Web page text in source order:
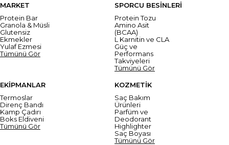
MARKET
Protein Bar
Granola & Müsli
Glutensiz
Ekmekler
Yulaf Ezmesi
Tümünü Gör
SPORCU BESİNLERİ
Protein Tozu
Amino Asit
(BCAA)
L Karnitin ve CLA
Güç ve
Performans
Takviyeleri
Tümünü Gör
EKİPMANLAR
Termoslar
Direnç Bandı
Kamp Çadırı
Boks Eldiveni
Tümünü Gör
KOZMETİK
Saç Bakım
Ürünleri
Parfüm ve
Deodorant
Highlighter
Saç Boyası
Tümünü Gör